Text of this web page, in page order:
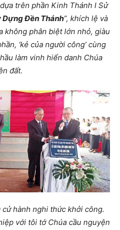
dựa trên phần Kinh Thánh I Sử
Dựng Đền Thánh”, khích lệ và
không phân biệt lớn nhỏ, giàu
‘kẻ của người công’ cùng
làm vinh hiển danh Chúa
đất.
hành nghi thức khởi công.
với tôi tớ Chúa cầu nguyện